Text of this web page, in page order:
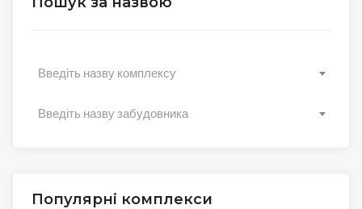
Введіть назву комплексу
Введіть назву забудовника
Популярні комплекси